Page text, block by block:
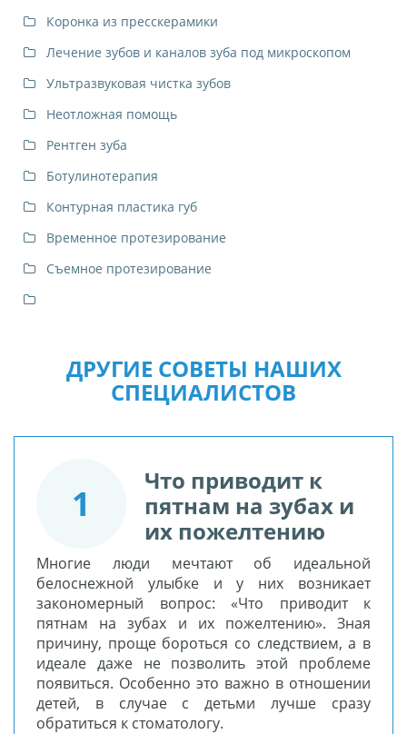
Коронка из пресскерамики
Лечение зубов и каналов зуба под микроскопом
Ультразвуковая чистка зубов
Неотложная помощь
Рентген зуба
Ботулинотерапия
Контурная пластика губ
Временное протезирование
Съемное протезирование
ДРУГИЕ СОВЕТЫ НАШИХ
СПЕЦИАЛИСТОВ
1
Что приводит к
пятнам на зубах и
их пожелтению
Многие люди мечтают об идеальной
белоснежной улыбке и у них возникает
закономерный вопрос: «Что приводит к
пятнам на зубах и их пожелтению». Зная
причину, проще бороться со следствием, а в
идеале даже не позволить этой проблеме
появиться. Особенно это важно в отношении
детей, в случае с детьми лучше сразу
обратиться к стоматологу.